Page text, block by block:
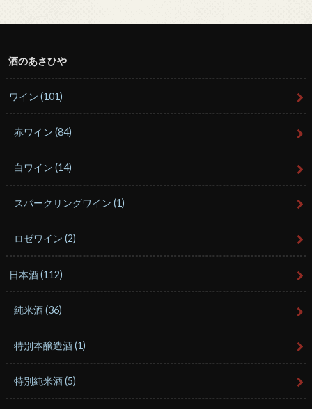
酒のあさひや
ワイン(101)
赤ワイン(84)
白ワイン(14)
スパークリングワイン(1)
ロゼワイン(2)
日本酒(112)
純米酒(36)
特別本醸造酒(1)
特別純米酒(5)